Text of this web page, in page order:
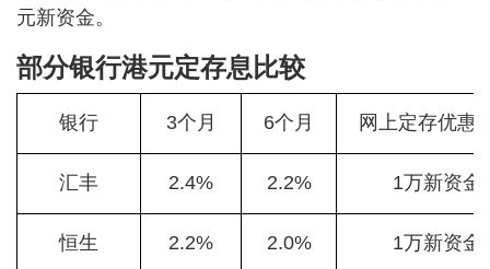
元新资金。
部分银行港元定存息比较
银行 3个月 6个月 网上定存优惠
汇丰 2.4% 2.2% 1万新资金
恒生 2.2% 2.0% 1万新资金